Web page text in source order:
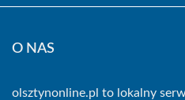
O NAS
olsztynonline.pl to lokalny